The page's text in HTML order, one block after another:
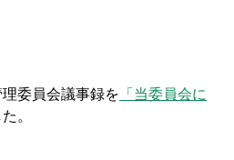
委員会議事録を 「当委員会に
。